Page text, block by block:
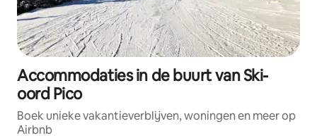
Accommodaties in de buurt van Ski-
oord Pico
Boek unieke vakantieverblijven, woningen en meer op
Airbnb